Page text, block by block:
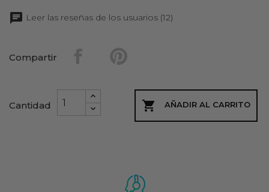
Leer las reseñas de los usuarios (12)
Compartir
Cantidad  AÑADIR AL CARRITO